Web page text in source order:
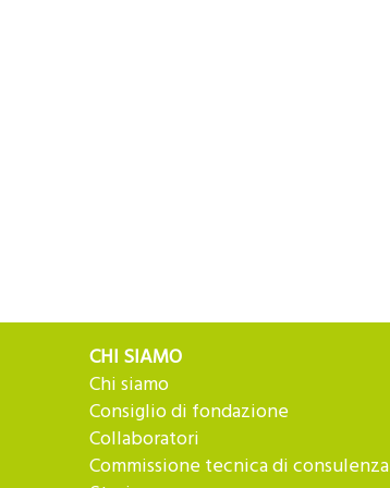
CHI SIAMO
Chi siamo
Consiglio di fondazione
Collaboratori
Commissione tecnica di consulenza